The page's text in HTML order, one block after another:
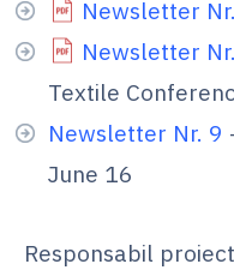
Newsletter
Newsletter
Textile
Newsletter Nr. 9
June 16
Responsabil